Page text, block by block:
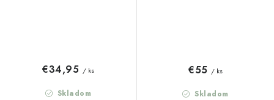
Skladom
€34,95 / ks
Skladom
€55 / ks